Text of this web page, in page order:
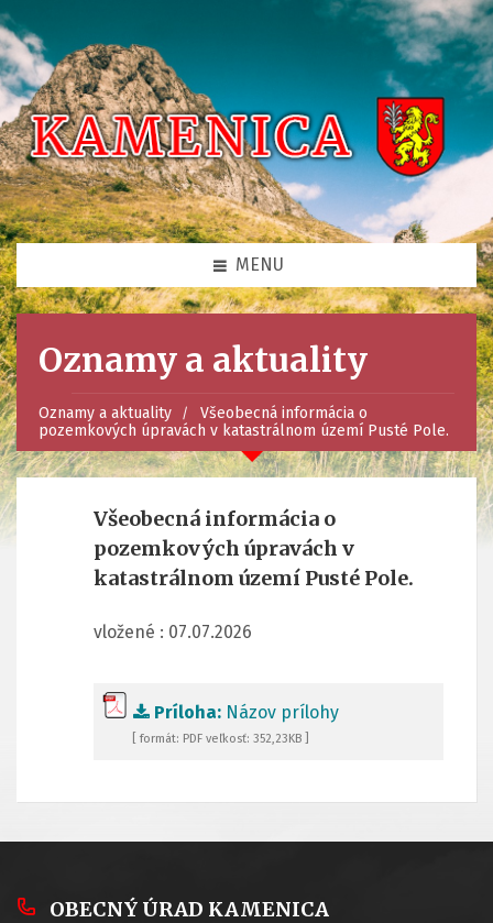
MENU
Oznamy a aktuality
Oznamy a aktuality
Všeobecná informácia o
pozemkových úpravách v katastrálnom území Pusté Pole.
Všeobecná informácia o
pozemkových úpravách v
katastrálnom území Pusté Pole.
vložené : 07.07.2026
Príloha: Názov prílohy
[ formát: PDF veľkosť: 352,23KB ]
OBECNÝ ÚRAD KAMENICA